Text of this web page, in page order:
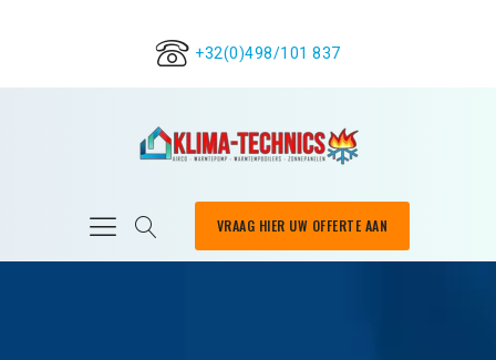
+32(0)498/101 837
VRAAG HIER UW OFFERTE AAN